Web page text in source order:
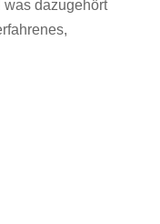
was dazugehört